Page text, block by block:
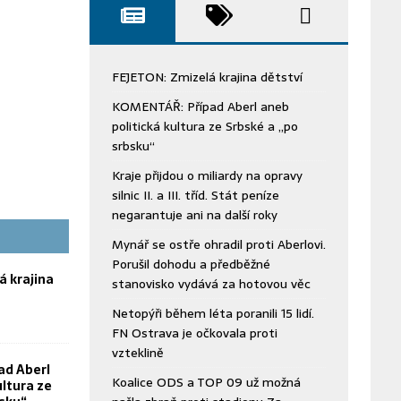
krajina
Aberl
ze
FEJETON: Zmizelá krajina dětství
KOMENTÁŘ: Případ Aberl aneb
politická kultura ze Srbské a „po
srbsku“
Kraje přijdou o miliardy na opravy
silnic II. a III. tříd. Stát peníze
negarantuje ani na další roky
Mynář se ostře ohradil proti Aberlovi.
Porušil dohodu a předběžné
stanovisko vydává za hotovou věc
Netopýři během léta poranili 15 lidí.
FN Ostrava je očkovala proti
vzteklině
Koalice ODS a TOP 09 už možná